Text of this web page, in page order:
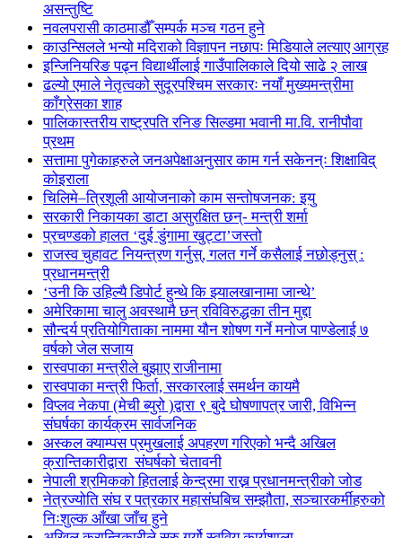
असन्तुष्टि
नवलपरासी काठमाडौँ सम्पर्क मञ्च गठन हुने
काउन्सिलले भन्यो मदिराको विज्ञापन नछापः मिडियाले लत्याए आग्रह
इन्जिनियरिङ पढ्न विद्यार्थीलाई गाउँपालिकाले दियो साढे २ लाख
ढल्यो एमाले नेतृत्वको सुदूरपश्चिम सरकारः नयाँ मुख्यमन्त्रीमा
काँग्रेसका शाह
पालिकास्तरीय राष्ट्रपति रनिङ सिल्डमा भवानी मा.वि. रानीपौवा
प्रथम
सत्तामा पुगेकाहरुले जनअपेक्षाअनुसार काम गर्न सकेनन्ः शिक्षाविद्
कोइराला
चिलिमे–त्रिशूली आयोजनाको काम सन्तोषजनक: इयु
सरकारी निकायका डाटा असुरक्षित छन्- मन्त्री शर्मा
प्रचण्डको हालत ‘दुई डुंगामा खुट्टा’जस्तो
राजस्व चुहावट नियन्त्रण गर्नुस्, गलत गर्ने कसैलाई नछोड्नुस् :
प्रधानमन्त्री
‘उनी कि उहिल्यै डिपोर्ट हुन्थे कि झ्यालखानामा जान्थे’
अमेरिकामा चालु अवस्थामै छन् रविविरुद्धका तीन मुद्दा
सौन्दर्य प्रतियोगिताका नाममा यौन शोषण गर्ने मनोज पाण्डेलाई ७
वर्षको जेल सजाय
रास्वपाका मन्त्रीले बुझाए राजीनामा
रास्वपाका मन्त्री फिर्ता, सरकारलाई समर्थन कायमै
विप्लव नेकपा (मेची ब्युरो )द्वारा ९ बुदे घोषणापत्र जारी, विभिन्न
संघर्षका कार्यक्रम सार्वजनिक
अस्कल क्याम्पस प्रमुखलाई अपहरण गरिएको भन्दै अखिल
क्रान्तिकारीद्वारा संघर्षको चेतावनी
नेपाली श्रमिकको हितलाई केन्द्रमा राख्न प्रधानमन्त्रीको जोड
नेत्रज्योति संघ र पत्रकार महासंघबिच सम्झौता, सञ्चारकर्मीहरुको
निःशुल्क आँखा जाँच हुने